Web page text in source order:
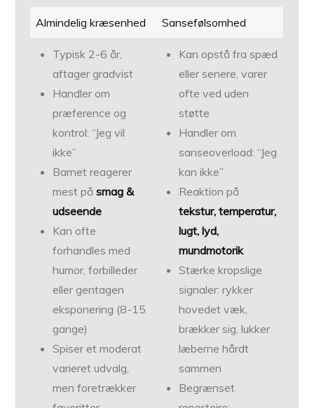
Almindelig kræsenhed Sansefølsomhed
Typisk 2-6 år,
aftager gradvist
Handler om
præference og
kontrol: “Jeg vil
ikke”
Barnet reagerer
mest påsmag &
udseende
Kan ofte
forhandles med
humor, forbilleder
eller gentagen
eksponering (8-15
gange)
Spiser et moderat
varieret udvalg,
men foretrækker
Kan opstå fra spæd
eller senere, varer
ofte ved uden
støtte
Handler om
sanseoverload: “Jeg
kan ikke”
Reaktion på
tekstur, temperatur,
lugt, lyd,
mundmotorik
Stærke kropslige
signaler: rykker
hovedet væk,
brækker sig, lukker
læberne hårdt
sammen
Begrænset